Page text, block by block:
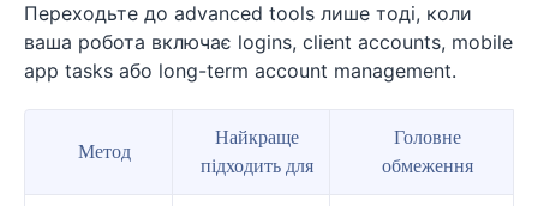
Переходьте до advanced tools лише тоді, коли
ваша робота включає logins, client accounts, mobile
app tasks або long-term account management.
Метод
Найкраще
підходить для
Головне
обмеження